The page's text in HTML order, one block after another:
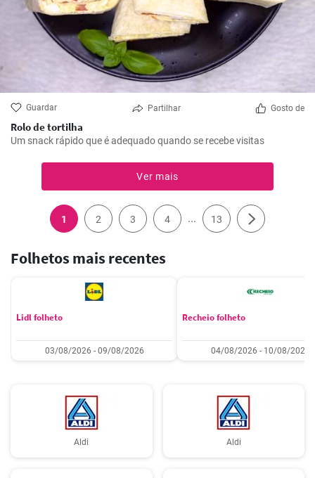
Guardar Partilhar Gosto de
Rolo de tortilha
Um snack rápido que é adequado quando se recebe visitas
Ver mais
1 2 3 4 ... 13
Folhetos mais recentes
Lidl folheto
03/08/2026 - 09/08/2026
Recheio folheto
04/08/2026 - 10/08/2026
Aldi Aldi